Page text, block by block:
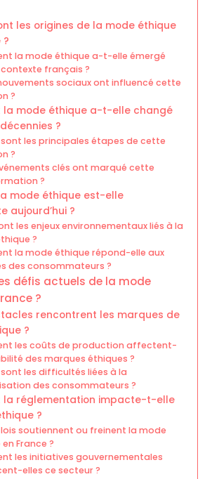
les origines de la mode éthique
?
la mode éthique a-t-elle émergé
français ?
sociaux ont influencé cette
?
la mode éthique a-t-elle changé
?
sont les principales étapes de cette
?
clés ont marqué cette
?
mode éthique est-elle
aujourd’hui ?
les enjeux environnementaux liés à la
?
la mode éthique répond-elle aux
des consommateurs ?
défis actuels de la mode
?
rencontrent les marques de
?
les coûts de production affectent-
des marques éthiques ?
sont les difficultés liées à la
des consommateurs ?
la réglementation impacte-t-elle
?
lois soutiennent ou freinent la mode
France ?
les initiatives gouvernementales
elles ce secteur ?